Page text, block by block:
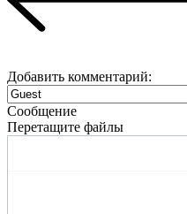
Добавить комментарий:
Сообщение
Перетащите файлы